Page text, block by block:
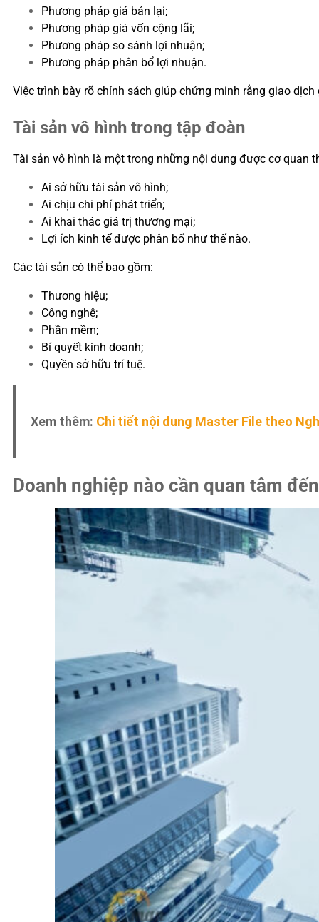
Phương pháp giá bán lại;
Phương pháp giá vốn cộng lãi;
Phương pháp so sánh lợi nhuận;
Phương pháp phân bổ lợi nhuận.
Việc trình bày rõ chính sách giúp chứng minh rằng giao
Tài sản vô hình trong tập đoàn
Tài sản vô hình là một trong những nội dung được cơ quan
Ai sở hữu tài sản vô hình;
Ai chịu chi phí phát triển;
Ai khai thác giá trị thương mại;
Lợi ích kinh tế được phân bổ như thế nào.
Các tài sản có thể bao gồm:
Thương hiệu;
Công nghệ;
Phần mềm;
Bí quyết kinh doanh;
Quyền sở hữu trí tuệ.
Xem thêm: Chi tiết nội dung Master File theo
Doanh nghiệp nào cần quan tâm